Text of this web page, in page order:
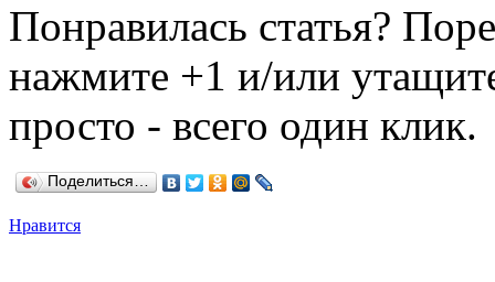
Понравилась статья?
нажмите +1 и/или
просто - всего один клик.
Поделиться…
Нравится